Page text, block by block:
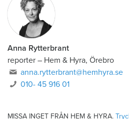
Anna Rytterbrant
reporter – Hem & Hyra, Örebro
anna.rytterbrant@hemhyra.se
010- 45 916 01
MISSA INGET FRÅN HEM & HYRA.